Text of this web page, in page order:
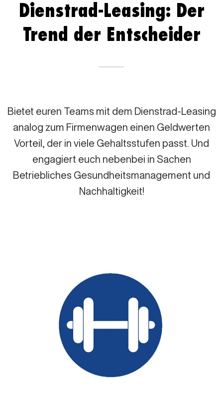
Dienstrad-Leasing: Der
Trend der Entscheider
Bietet euren Teams mit dem Dienstrad-Leasing
analog zum Firmenwagen einen Geldwerten
Vorteil, der in viele Gehaltsstufen passt. Und
engagiert euch nebenbei in Sachen
Betriebliches Gesundheitsmanagement und
Nachhaltigkeit!